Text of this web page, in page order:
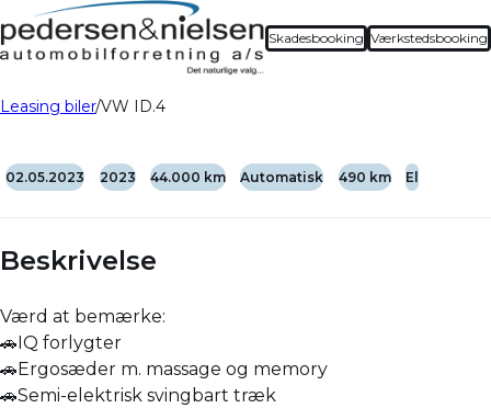
Skadesbooking Værkstedsbooking
Leasing biler VW ID.4
02.05.2023 2023 44.000 km Automatisk 490 km El
Beskrivelse
Værd at bemærke:
🚗IQ forlygter
🚗Ergosæder m. massage og memory
🚗Semi-elektrisk svingbart træk